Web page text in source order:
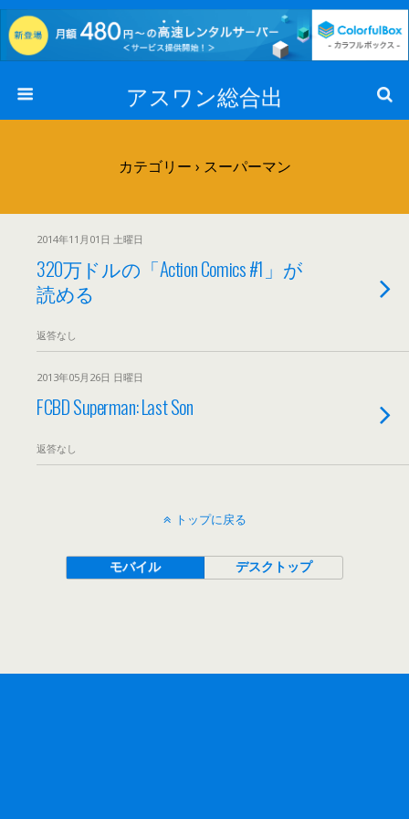
アスワン総合出
カテゴリー › スーパーマン
2014年11月01日 土曜日
320万ドルの「Action Comics #1」が
読める
返答なし
2013年05月26日 日曜日
FCBD Superman: Last Son
返答なし
トップに戻る
モバイル デスクトップ